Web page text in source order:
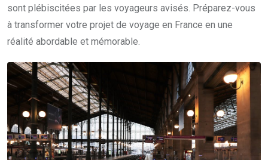
sont plébiscitées par les voyageurs avisés. Préparez-vous
à transformer votre projet de voyage en France en une
réalité abordable et mémorable.